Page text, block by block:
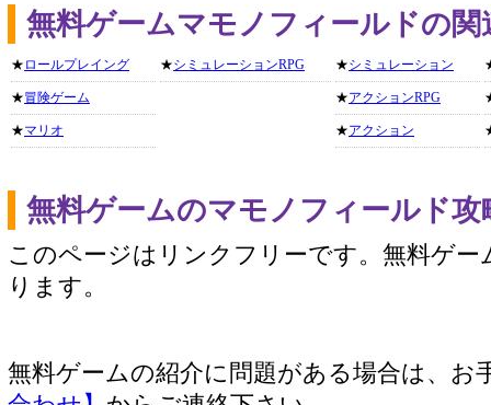
無料ゲームマモノフィールドの
★ ロールプレイング
★冒険ゲーム
★マリオ
★シミュレーションRPG ★シミュレーション
★アクションRPG
★アクション
無料ゲームのマモノフィールド
このページはリンクフリーです。無料ゲー
ります。
無料ゲームの紹介に問題がある場合は、お